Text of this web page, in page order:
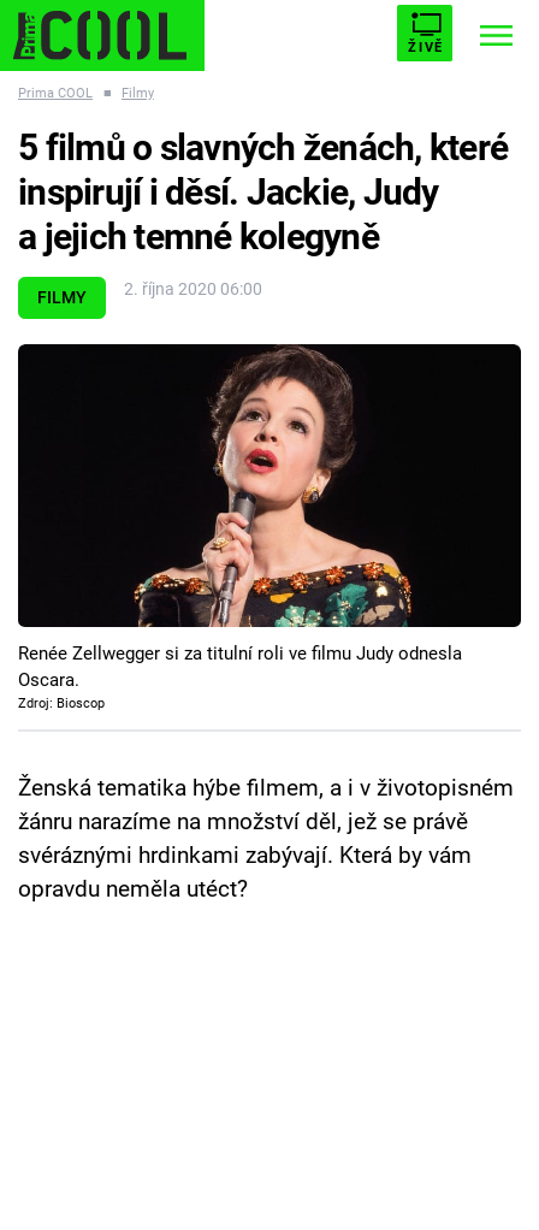
ŽIVĚ
ESCAPE PLNEJ KOTEL AVENGERS 5
Témata
Pořady
TV Program
Přihlášení
Sledujte nás
Prima COOL ■ Filmy
FILMY 2. října 2020 06:00
5 filmů o slavných ženách, které
inspirují i děsí. Jackie, Judy
a jejich temné kolegyně
Renée Zellwegger si za titulní roli ve filmu Judy odnesla
Oscara.
Zdroj: Bioscop
Ženská tematika hýbe filmem, a i v životopisném
žánru narazíme na množství děl, jež se právě
svéráznými hrdinkami zabývají. Která by vám
opravdu neměla utéct?